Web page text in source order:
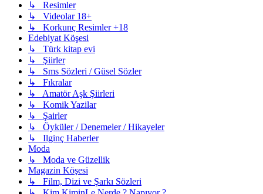
↳ Resimler
↳ Videolar 18+
↳ Korkunç Resimler +18
Edebiyat Köşesi
↳ Türk kitap evi
↳ Şiirler
↳ Sms Sözleri / Güsel Sözler
↳ Fıkralar
↳ Amatör Aşk Şiirleri
↳ Komik Yazilar
↳ Şairler
↳ Öyküler / Denemeler / Hikayeler
↳ Ilginç Haberler
Moda
↳ Moda ve Güzellik
Magazin Köşesi
↳ Film, Dizi ve Şarkı Sözleri